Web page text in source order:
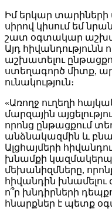
Իմ երկար տարիների
սիրով կիսում եմ
շատ օգտակար
Այդ
աշխատելու
ստեղագործ միտք,
ունակություն։
«Առողջ ուղեղի
մարզային
որոնց ընթացքում
անձնակազմին և
Ալցհայմերի
խնամքի
մեխանիզմները,
հիվանդին
ո՞ր խնդիրների
հնարքներ է պետք